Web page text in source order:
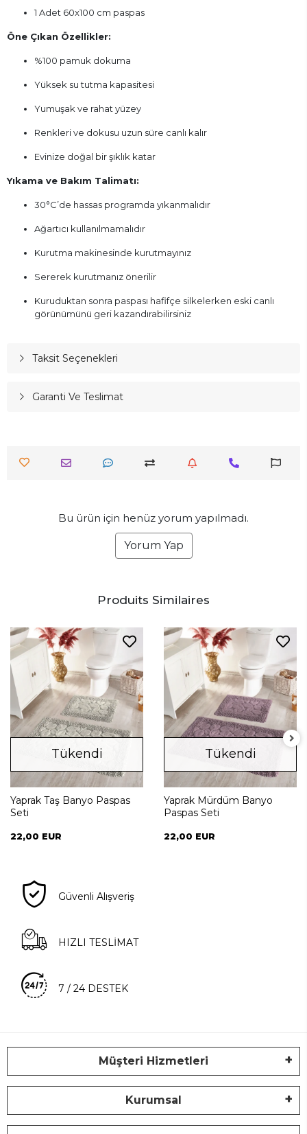
1 Adet 60x100 cm paspas
Öne Çıkan Özellikler:
%100 pamuk dokuma
Yüksek su tutma kapasitesi
Yumuşak ve rahat yüzey
Renkleri ve dokusu uzun süre canlı kalır
Evinize doğal bir şıklık katar
Yıkama ve Bakım Talimatı:
30°C’de hassas programda yıkanmalıdır
Ağartıcı kullanılmamalıdır
Kurutma makinesinde kurutmayınız
Sererek kurutmanız önerilir
Kuruduktan sonra paspası hafifçe silkelerken eski canlı
görünümünü geri kazandırabilirsiniz
Taksit Seçenekleri
Garanti Ve Teslimat
Bu ürün için henüz yorum yapılmadı.
Yorum Yap
Produits Similaires
Tükendi
Yaprak Taş Banyo Paspas
Seti
22,00 EUR
Tükendi
Yaprak Mürdüm Banyo
Paspas Seti
22,00 EUR
Güvenli Alışveriş
HIZLI TESLİMAT
7 / 24 DESTEK
Müşteri Hizmetleri
Kurumsal